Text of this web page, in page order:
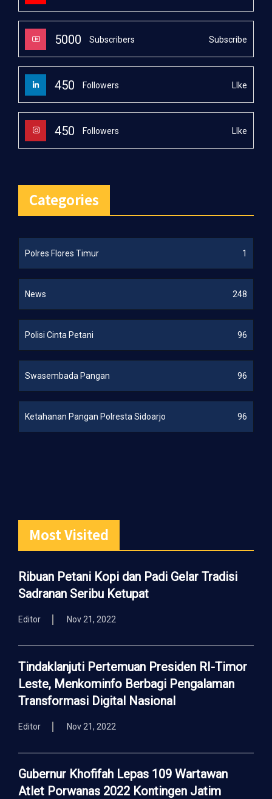
5000 Subscribers Subscribe
450 Followers LIke
450 Followers LIke
Categories
Polres Flores Timur 1
News 248
Polisi Cinta Petani 96
Swasembada Pangan 96
Ketahanan Pangan Polresta Sidoarjo 96
Most Visited
Ribuan Petani Kopi dan Padi Gelar Tradisi
Sadranan Seribu Ketupat
Editor Nov 21, 2022
Tindaklanjuti Pertemuan Presiden RI-Timor
Leste, Menkominfo Berbagi Pengalaman
Transformasi Digital Nasional
Editor Nov 21, 2022
Gubernur Khofifah Lepas 109 Wartawan
Atlet Porwanas 2022 Kontingen Jatim